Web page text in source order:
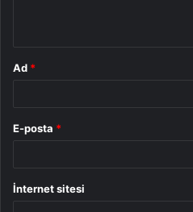
Ad *
E-posta *
İnternet sitesi